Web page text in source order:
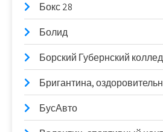
Бокс 28
Болид
Борский Губернский
Бригантина,
БусАвто